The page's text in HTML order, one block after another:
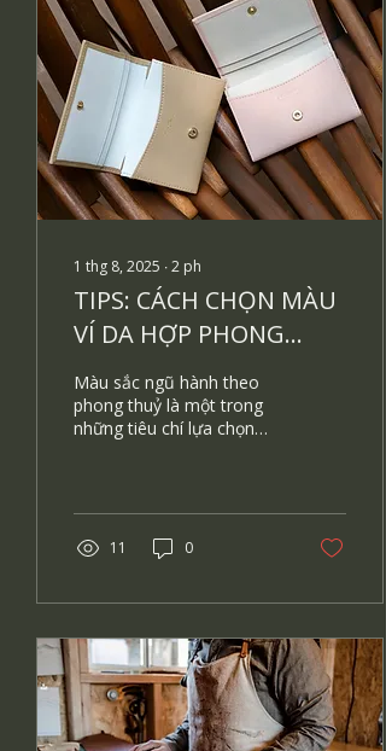
1 thg 8, 2025 ∙2 ph
TIPS: CÁCH CHỌN MÀU
VÍ DA HỢP PHONG
THỦY
Màu sắc ngũ hành theo
phong thuỷ là một trong
những tiêu chí lựa chọn
11 0